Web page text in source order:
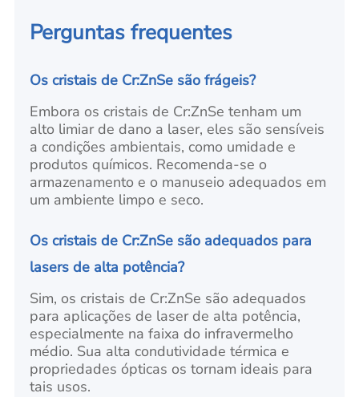
Perguntas frequentes
Os cristais de Cr:ZnSe são frágeis?
Embora os cristais de Cr:ZnSe tenham um
alto limiar de dano a laser, eles são sensíveis
a condições ambientais, como umidade e
produtos químicos. Recomenda-se o
armazenamento e o manuseio adequados em
um ambiente limpo e seco.
Os cristais de Cr:ZnSe são adequados para
lasers de alta potência?
Sim, os cristais de Cr:ZnSe são adequados
para aplicações de laser de alta potência,
especialmente na faixa do infravermelho
médio. Sua alta condutividade térmica e
propriedades ópticas os tornam ideais para
tais usos.